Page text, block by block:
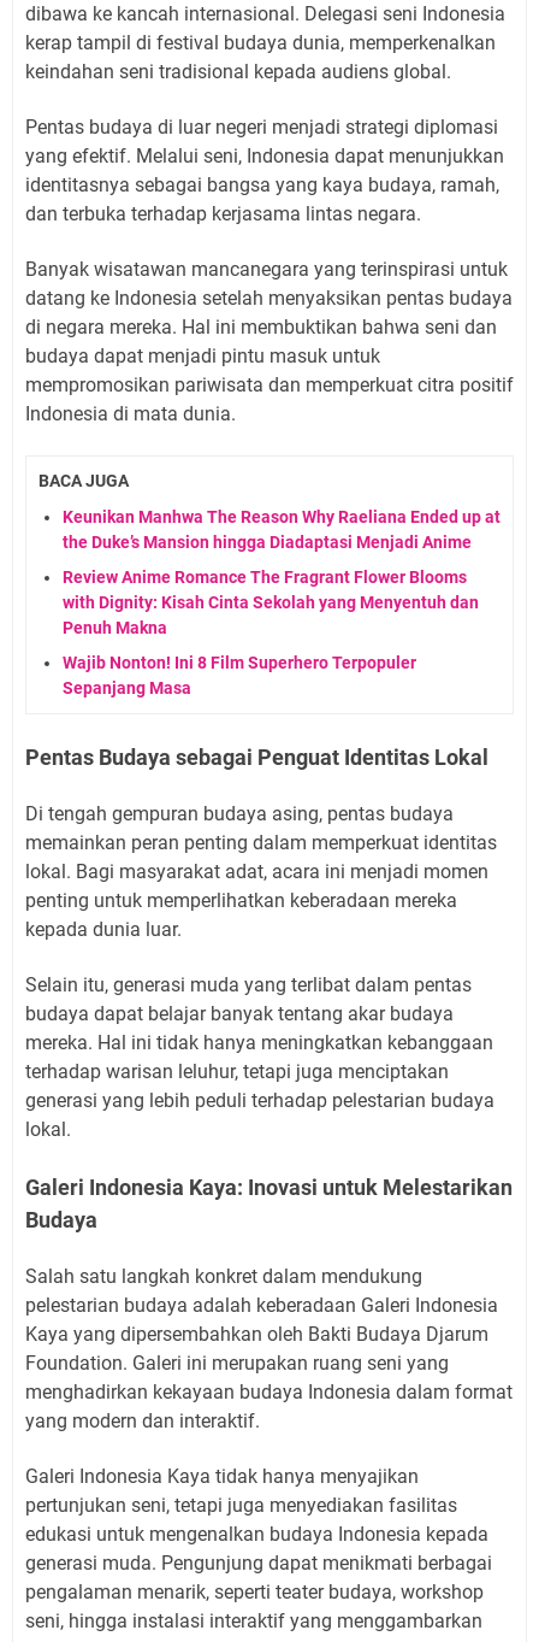
dibawa ke kancah internasional. Delegasi seni Indonesia
kerap tampil di festival budaya dunia, memperkenalkan
keindahan seni tradisional kepada audiens global.
Pentas budaya di luar negeri menjadi strategi diplomasi
yang efektif. Melalui seni, Indonesia dapat menunjukkan
identitasnya sebagai bangsa yang kaya budaya, ramah,
dan terbuka terhadap kerjasama lintas negara.
Banyak wisatawan mancanegara yang terinspirasi untuk
datang ke Indonesia setelah menyaksikan pentas budaya
di negara mereka. Hal ini membuktikan bahwa seni dan
budaya dapat menjadi pintu masuk untuk
mempromosikan pariwisata dan memperkuat citra positif
Indonesia di mata dunia.
BACA JUGA
Keunikan Manhwa The Reason Why Raeliana Ended up at
the Duke’s Mansion hingga Diadaptasi Menjadi Anime
Review Anime Romance The Fragrant Flower Blooms
with Dignity: Kisah Cinta Sekolah yang Menyentuh dan
Penuh Makna
Wajib Nonton! Ini 8 Film Superhero Terpopuler
Sepanjang Masa
Pentas Budaya sebagai Penguat Identitas Lokal
Di tengah gempuran budaya asing, pentas budaya
memainkan peran penting dalam memperkuat identitas
lokal. Bagi masyarakat adat, acara ini menjadi momen
penting untuk memperlihatkan keberadaan mereka
kepada dunia luar.
Selain itu, generasi muda yang terlibat dalam pentas
budaya dapat belajar banyak tentang akar budaya
mereka. Hal ini tidak hanya meningkatkan kebanggaan
terhadap warisan leluhur, tetapi juga menciptakan
generasi yang lebih peduli terhadap pelestarian budaya
lokal.
Galeri Indonesia Kaya: Inovasi untuk Melestarikan
Budaya
Salah satu langkah konkret dalam mendukung
pelestarian budaya adalah keberadaan Galeri Indonesia
Kaya yang dipersembahkan oleh Bakti Budaya Djarum
Foundation. Galeri ini merupakan ruang seni yang
menghadirkan kekayaan budaya Indonesia dalam format
yang modern dan interaktif.
Galeri Indonesia Kaya tidak hanya menyajikan
pertunjukan seni, tetapi juga menyediakan fasilitas
edukasi untuk mengenalkan budaya Indonesia kepada
generasi muda. Pengunjung dapat menikmati berbagai
pengalaman menarik, seperti teater budaya, workshop
seni, hingga instalasi interaktif yang menggambarkan